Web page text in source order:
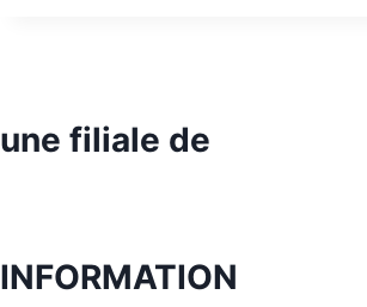
manga
pour
relier
une filiale de
INFORMATION